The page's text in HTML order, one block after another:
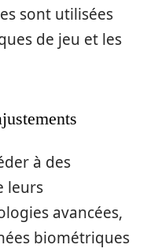
sont utilisées
de jeu et les
à des
leurs
avancées,
biométriques